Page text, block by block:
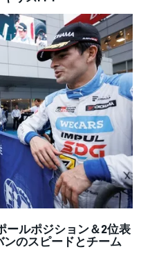
ールポジション＆2位表
のスピードとチーム